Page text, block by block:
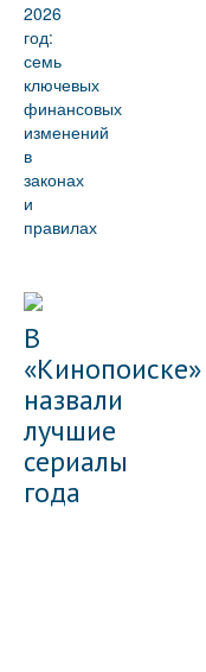
2026
год:
семь
ключевых
финансовых
изменений
в
законах
и
правилах
В
«Кинопоиске»
назвали
лучшие
сериалы
года